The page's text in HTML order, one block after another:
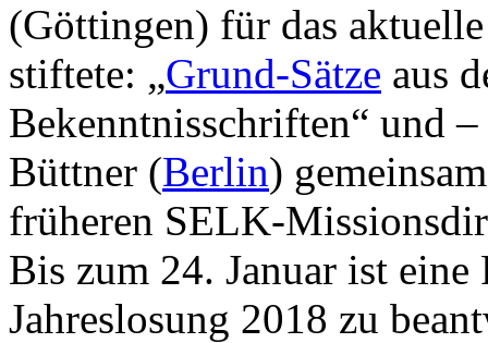
(Göttingen) für das
stiftete: „Grund-Sätze aus
Bekenntnisschriften“ und
Büttner (Berlin)
früheren SELK-
Bis zum 24. Januar ist
Jahreslosung 2018 zu